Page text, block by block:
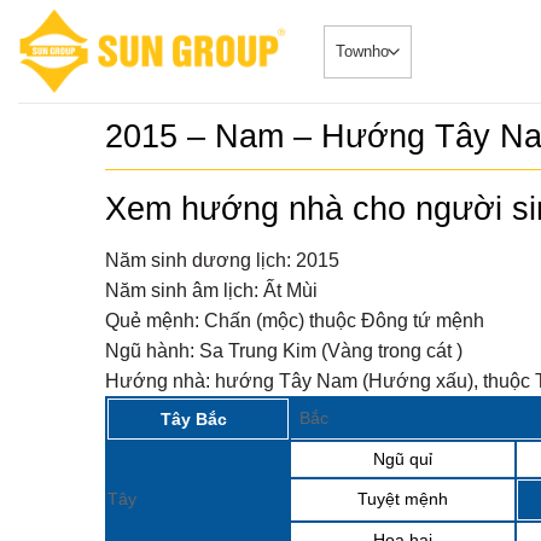
content
2015 – Nam – Hướng Tây
Xem hướng nhà cho người
Năm sinh dương lịch: 2015
Năm sinh âm lịch: Ất Mùi
Quẻ mệnh: Chấn (mộc) thuộc Đông tứ mệnh
Ngũ hành: Sa Trung Kim (Vàng trong cát )
Hướng nhà: hướng Tây Nam (Hướng xấu), thuộc
Tây Bắc Bắc
Tây
Ngũ quỉ
Tuyệt mệnh
duy nhất
đẳng cấp
Căn HộDự
SONATA –
𝐕𝐎̛́𝐈
𝐁𝐈𝐄̣̂𝐓
𝐓𝐇𝐀́𝐍𝐆 𝟖
2024-08-
“ĐẮC...
7
Sở hữu
Nhà phố
Tin Tức
8
Sun
nhật tiến
Tin Tức